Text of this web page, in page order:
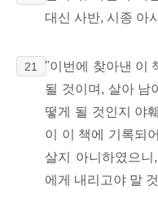
대신 사반, 시종 아
21
"이번에 찾아낸 이
될 것이며, 살아 남
떻게 될 것인지 야
이 이 책에 기록되
살지 아니하였으
에게 내리고야 말